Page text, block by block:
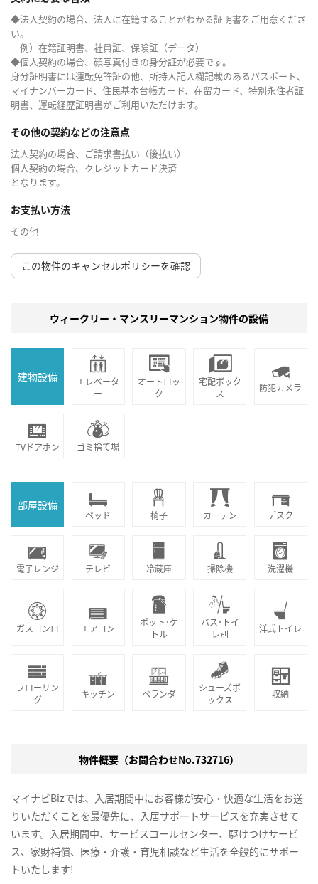
◆法人契約の場合、法人に在籍することがわかる証明書をご用意くださ
い。
例）在籍証明書、社員証、保険証（データ）
◆個人契約の場合、顔写真付きの身分証が必要です。
身分証明書には運転免許証の他、所持人記入欄記載のあるパスポート、
マイナンバーカード、住民基本台帳カード、在留カード、特別永住者証
明書、運転経歴証明書がご利用いただけます。
その他の契約などの注意点
法人契約の場合、ご請求書払い（後払い）
個人契約の場合、クレジットカード決済
となります。
お支払い方法
その他
この物件のキャンセルポリシーを確認
ウィークリー・マンスリーマンション物件の設備
建物設備
エレベータ
ー
オートロッ
ク
宅配ボック
ス
防犯カメラ
TVドアホン ゴミ捨て場
部屋設備
ベッド 椅子 カーテン デスク
電子レンジ テレビ 冷蔵庫 掃除機 洗濯機
ガスコンロ エアコン
ポット･ケ
トル
バス･トイ
レ別
洋式トイレ
フローリン
グ
キッチン ベランダ
シューズボ
ックス
収納
物件概要（お問合わせNo.732716）
マイナビBizでは、入居期間中にお客様が安心・快適な生活をお送
りいただくことを最優先に、入居サポートサービスを充実させて
います。入居期間中、サービスコールセンター、駆けつけサービ
ス、家財補償、医療・介護・育児相談など生活を全般的にサポー
トいたします!